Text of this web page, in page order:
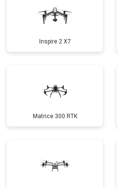
Inspire 2 X7
Matrice 300 RTK